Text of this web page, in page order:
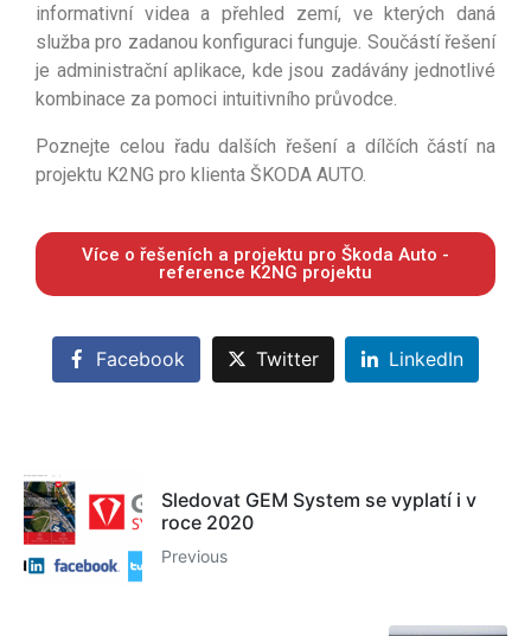
informativní videa a přehled zemí, ve kterých daná
služba pro zadanou konfiguraci funguje. Součástí řešení
je administrační aplikace, kde jsou zadávány jednotlivé
kombinace za pomoci intuitivního průvodce.
Poznejte celou řadu dalších řešení a dílčích částí na
projektu K2NG pro klienta ŠKODA AUTO.
Více o řešeních a projektu pro Škoda Auto -
reference K2NG projektu
Facebook Twitter LinkedIn
Sledovat GEM System se vyplatí i v
roce 2020
Previous